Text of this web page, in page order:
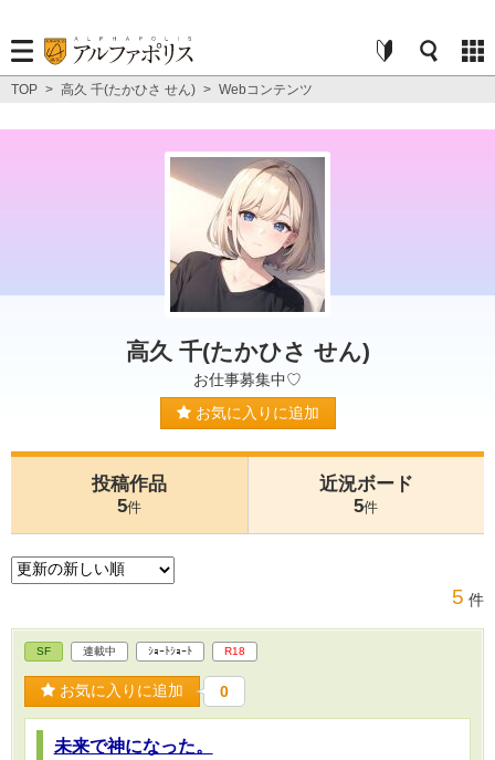
TOP > 高久 千(たかひさ せん) > Webコンテンツ
高久 千(たかひさ せん)
お仕事募集中♡
お気に入りに追加
投稿作品
5件
近況ボード
5件
5 件
SF 連載中 ｼｮｰﾄｼｮｰﾄ R18
お気に入りに追加 0
未来で神になった。